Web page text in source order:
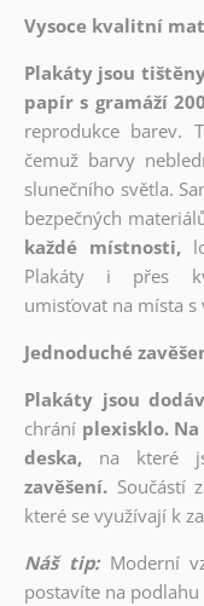
Vysoce kvalitní
Plakáty jsou
papír s gramáží
reprodukce barev.
čemuž barvy
slunečního světla.
bezpečných
každé místnosti,
Plakáty i přes
umisťovat na místa
Jednoduché
Plakáty jsou
chrání plexisklo.
deska,
na které
zavěšení. Součástí
které se využívají k
Náš tip: Moderní
postavíte na